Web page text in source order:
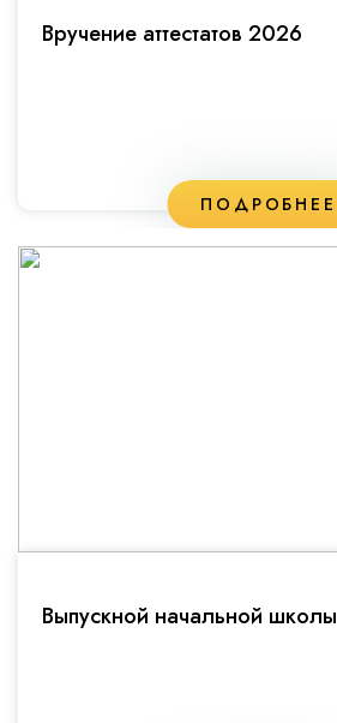
Вручение аттестатов 2026
ПОДРОБНЕЕ
Выпускной начальной школы